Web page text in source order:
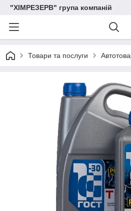
"ХІМРЕЗЕРВ" група компаній
Товари та послуги